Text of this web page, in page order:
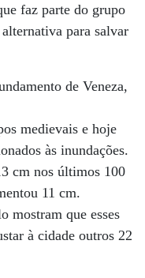
faz parte do grupo
para salvar
de Veneza,
medievais e hoje
às inundações.
cm nos últimos 100
11 cm.
mostram que esses
à cidade outros 22